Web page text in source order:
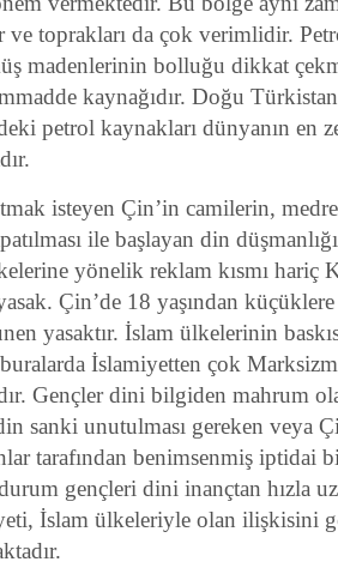
ve toprakları da çok verimlidir.
madenlerinin bolluğu dikkat
kaynağıdır. Doğu Türkistan
petrol kaynakları dünyanın en
isteyen Çin’in camilerin,
ile başlayan din
yönelik reklam kısmı hariç
Çin’de 18 yaşından
yasaktır. İslam ülkelerinin
buralarda İslamiyetten çok
Gençler dini bilgiden mahrum
sanki unutulması gereken veya
tarafından benimsenmiş iptidai
gençleri dini inançtan hızla
İslam ülkeleriyle olan ilişkisini